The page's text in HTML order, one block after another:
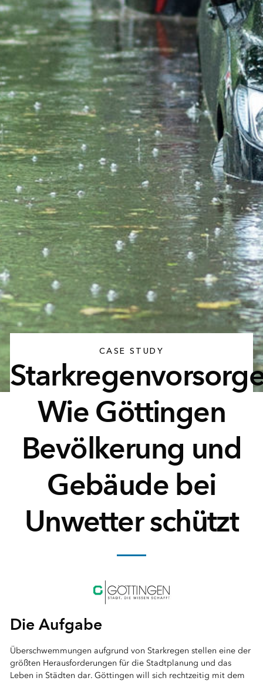
CASE STUDY
Wie Göttingen
Bevölkerung und
Gebäude bei
Unwetter schützt
Die Aufgabe
Überschwemmungen aufgrund von Starkregen stellen eine der
größten Herausforderungen für die Stadtplanung und das
Leben in Städten dar. Göttingen will sich rechtzeitig mit dem